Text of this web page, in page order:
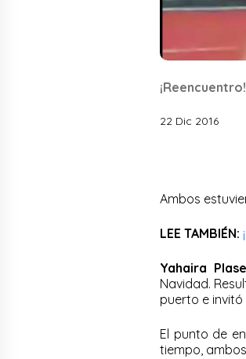
¡Reencuentro!
22 Dic 2016
Ambos
LEE TAMBIÉN:
Yahaira
Navidad.
puerto e invitó
El punto de
tiempo,